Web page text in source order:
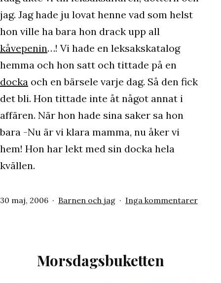
jag. Jag hade ju lovat henne vad som helst
hon ville ha bara hon drack upp all
kåvepenin…! Vi hade en leksakskatalog
hemma och hon satt och tittade på en
docka och en bärsele varje dag. Så den fick
det bli. Hon tittade inte åt något annat i
affären. När hon hade sina saker sa hon
bara -Nu är vi klara mamma, nu åker vi
hem! Hon har lekt med sin docka hela
kvällen.
Publicerat
30 maj, 2006
Kategoriserat
Barnen och jag Inga kommentarertill
Morsdagsbuketten